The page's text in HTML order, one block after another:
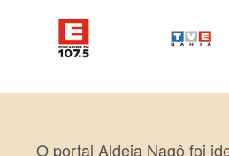
O portal Aldeia Nagô foi